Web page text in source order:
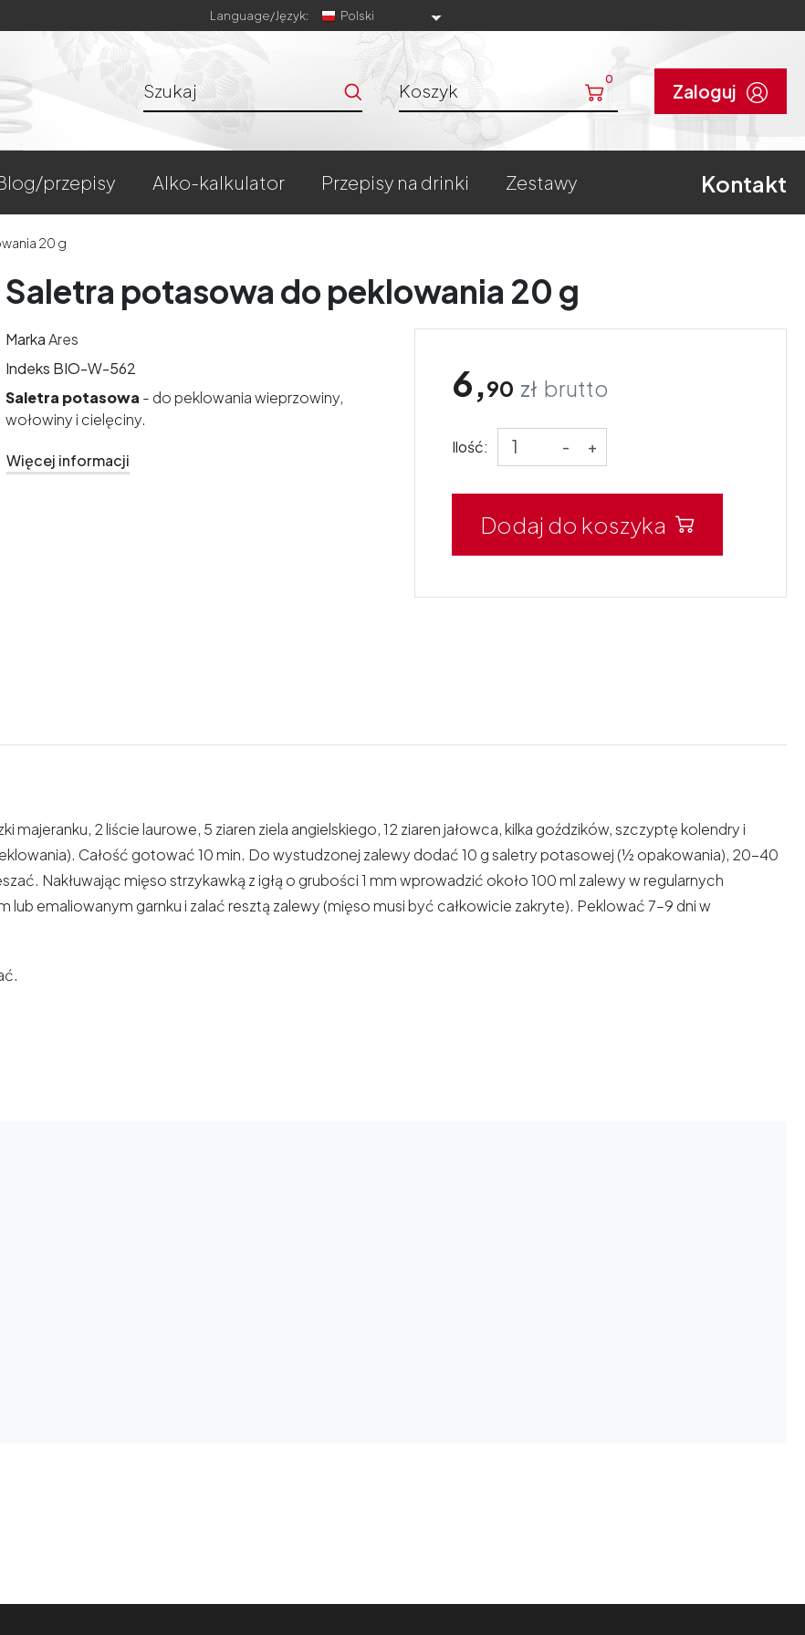
Language/Język: Polski
Koszyk 0
Zaloguj
blog/przepisy alko-kalkulator przepisy na drinki zestawy Kontakt
20 g
Saletra potasowa do peklowania 20 g
MarkaAres
Indeks BIO-W-562
Saletra potasowa - do peklowania wieprzowiny,
wołowiny i cielęciny.
Więcej informacji
6,90 zł brutto
Ilość: - +
Dodaj do koszyka
majeranku, 2 liście laurowe, 5 ziaren ziela angielskiego, 12 ziaren jałowca, kilka goździków, szczyptę kolendry i
Całość gotować 10 min. Do wystudzonej zalewy dodać 10 g saletry potasowej (½ opakowania), 20-40
Nakłuwając mięso strzykawką z igłą o grubości 1 mm wprowadzić około 100 ml zalewy w regularnych
emaliowanym garnku i zalać resztą zalewy (mięso musi być całkowicie zakryte). Peklować 7–9 dni w